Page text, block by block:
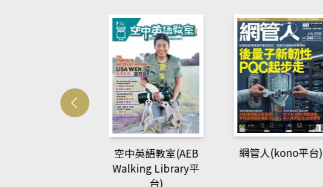
網管人(kono平台) Developmetal cell